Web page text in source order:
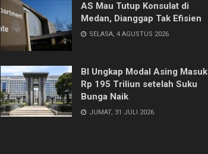
AS Mau Tutup Konsulat di
Medan, Dianggap Tak Efisien
SELASA, 4 AGUSTUS 2026
BI Ungkap Modal Asing Masuk
Rp 195 Triliun setelah Suku
Bunga Naik
JUMAT, 31 JULI 2026